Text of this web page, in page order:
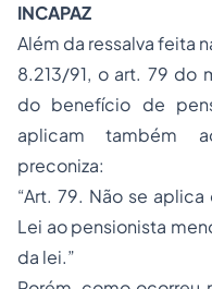
INCAPAZ
Além da ressalva feita
8.213/91, o art. 79 do
do benefício de
aplicam também
preconiza:
“Art. 79. Não se
Lei ao pensionista
da lei.”